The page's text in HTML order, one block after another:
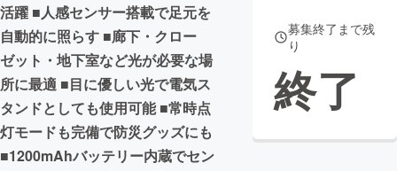
活躍 ■人感センサー搭載で足元を
自動的に照らす ■廊下・クロー
ゼット・地下室など光が必要な場
所に最適 ■目に優しい光で電気ス
タンドとしても使用可能 ■常時点
灯モードも完備で防災グッズにも
■1200mAhバッテリー内蔵でセン
募集終了まで残
り
終了